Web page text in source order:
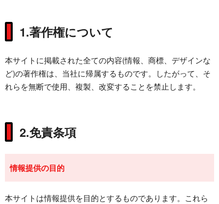
1.著作権について
本サイトに掲載された全ての内容(情報、商標、デザインな
ど)の著作権は、当社に帰属するものです。したがって、そ
れらを無断で使用、複製、改変することを禁止します。
2.免責条項
情報提供の目的
本サイトは情報提供を目的とするものであります。これら